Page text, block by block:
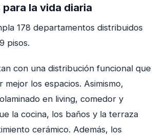
la vida diaria
178 departamentos distribuidos
pisos.
con una distribución funcional que
los espacios. Asimismo,
en living, comedor y
la cocina, los baños y la terraza
cerámico. Además, los